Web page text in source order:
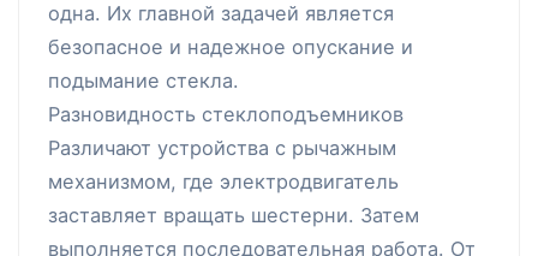
одна. Их главной задачей является
безопасное и надежное опускание и
подымание стекла.
Разновидность стеклоподъемников
Различают устройства с рычажным
механизмом, где электродвигатель
заставляет вращать шестерни. Затем
выполняется последовательная работа. От